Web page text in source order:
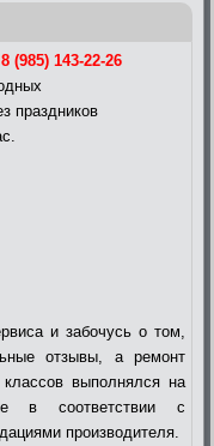
8 (985) 143-22-26
праздников
и забочусь о том,
отзывы, а ремонт
выполнялся на
в соответствии с
производителя.